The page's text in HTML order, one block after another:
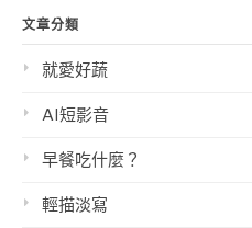
文章分類
就愛好蔬
AI短影音
早餐吃什麼？
輕描淡寫